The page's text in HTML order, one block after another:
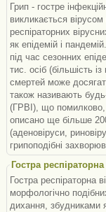
Грип - гостре
викликається
респіраторних
як епідемій і
під час сезонних
тис. осіб (більшість
смертей може
також називають
(ГРВІ), що помилково,
описано ще більше
(аденовіруси,
грипоподібні
Гостра
Гостра респіраторна
морфологічно
дихання, збудниками